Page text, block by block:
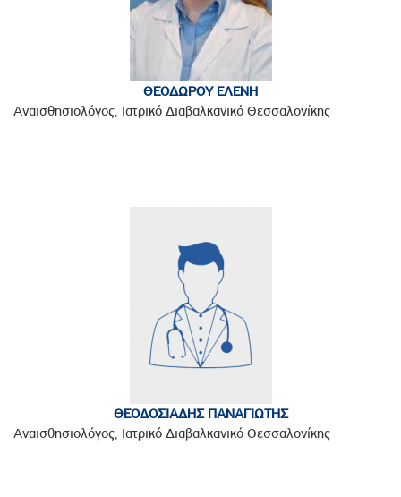
ΘΕΟΔΩΡΟΥ ΕΛΕΝΗ
Αναισθησιολόγος, Ιατρικό Διαβαλκανικό Θεσσαλονίκης
ΘΕΟΔΟΣΙΑΔΗΣ ΠΑΝΑΓΙΩΤΗΣ
Αναισθησιολόγος, Ιατρικό Διαβαλκανικό Θεσσαλονίκης